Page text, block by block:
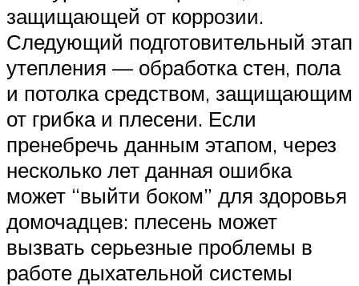
защищающей от коррозии.
Следующий подготовительный этап
утепления — обработка стен, пола
и потолка средством, защищающим
от грибка и плесени. Если
пренебречь данным этапом, через
несколько лет данная ошибка
может “выйти боком” для здоровья
домочадцев: плесень может
вызвать серьезные проблемы в
работе дыхательной системы